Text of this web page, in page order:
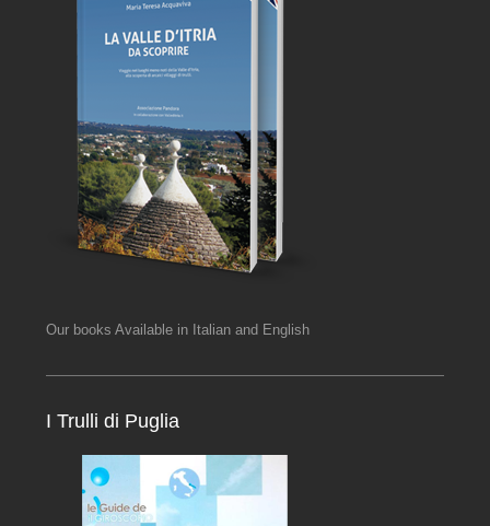
Our books Available in Italian and English
I Trulli di Puglia